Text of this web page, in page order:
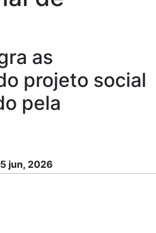
as
projeto social
pela
jun, 2026